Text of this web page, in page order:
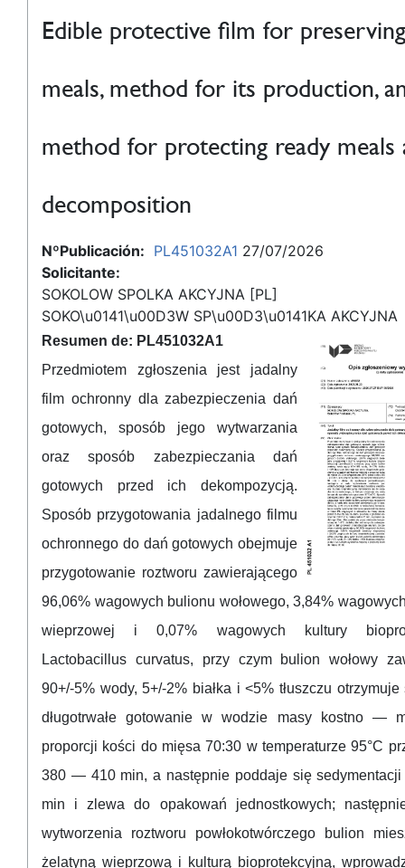
Edible protective film for
meals, method for its production,
method for protecting ready meals
decomposition
NºPublicación: PL451032A1 27/07/2026
Solicitante:
SOKOLOW SPOLKA AKCYJNA [PL]
SOKO\u0141\u00D3W SP\u00D3\u0141KA AKCYJNA
Resumen de: PL451032A1
Przedmiotem zgłoszenia jest jadalny
film ochronny dla zabezpieczenia dań
gotowych, sposób jego wytwarzania
oraz sposób zabezpieczania dań
gotowych przed ich dekompozycją.
Sposób przygotowania jadalnego filmu
ochronnego do dań gotowych obejmuje
przygotowanie roztworu zawierającego
96,06% wagowych bulionu wołowego, 3,84%
wieprzowej i 0,07% wagowych kultury
Lactobacillus curvatus, przy czym bulion wołowy
90+/-5% wody, 5+/-2% białka i <5% tłuszczu
długotrwałe gotowanie w wodzie masy kostno —
proporcji kości do mięsa 70:30 w temperaturze 95°C
380 — 410 min, a następnie poddaje się sedymentacji
min i zlewa do opakowań jednostkowych;
wytworzenia roztworu powłokotwórczego bulion
żelatyną wieprzową i kulturą bioprotekcyjną,